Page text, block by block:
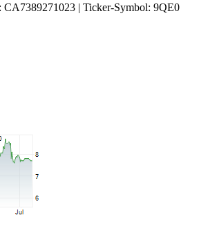
CA7389271023 | Ticker-Symbol: 9QE0